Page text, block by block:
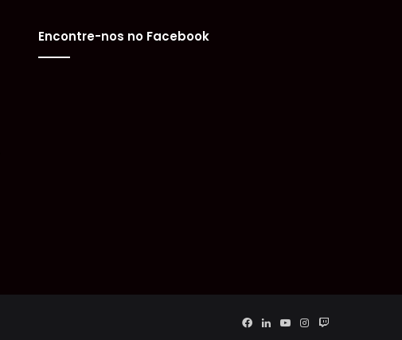
Encontre-nos no Facebook
Facebook
LinkedinYouTubeInstagram
Twitch